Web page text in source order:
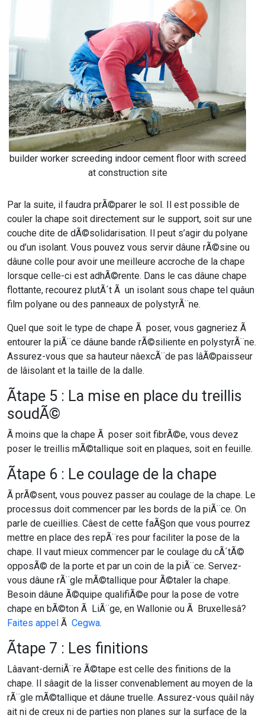
builder worker screeding indoor cement floor with screed
at construction site
Par la suite, il faudra prÃ©parer le sol. Il est possible de
couler la chape soit directement sur le support, soit sur une
couche dite de dÃ©solidarisation. Il peut s’agir du polyane
ou d’un isolant. Vous pouvez vous servir dâune rÃ©sine ou
dâune colle pour avoir une meilleure accroche de la chape
lorsque celle-ci est adhÃ©rente. Dans le cas dâune chape
flottante, recourez plutÃ´t Ã un isolant sous chape tel quâun
film polyane ou des panneaux de polystyrÃ¨ne.
Quel que soit le type de chape Ã poser, vous gagneriez Ã
entourer la piÃ¨ce dâune bande rÃ©siliente en polystyrÃ¨ne.
Assurez-vous que sa hauteur nâexcÃ¨de pas lâÃ©paisseur
de lâisolant et la taille de la dalle.
Ãtape 5 : La mise en place du treillis
soudÃ©
Ã moins que la chape Ã poser soit fibrÃ©e, vous devez
poser le treillis mÃ©tallique soit en plaques, soit en feuille.
Ãtape 6 : Le coulage de la chape
Ã prÃ©sent, vous pouvez passer au coulage de la chape. Le
processus doit commencer par les bords de la piÃ¨ce. On
parle de cueillies. Câest de cette faÃ§on que vous pourrez
mettre en place des repÃ¨res pour faciliter la pose de la
chape. Il vaut mieux commencer par le coulage du cÃ´tÃ©
opposÃ© de la porte et par un coin de la piÃ¨ce. Servez-
vous dâune rÃ¨gle mÃ©tallique pour Ã©taler la chape.
Besoin dâune Ã©quipe qualifiÃ©e pour la pose de votre
chape en bÃ©ton Ã LiÃ¨ge, en Wallonie ou Ã Bruxellesâ?
Faites appel Ã Cegwa.
Ãtape 7 : Les finitions
Lâavant-derniÃ¨re Ã©tape est celle des finitions de la
chape. Il sâagit de la lisser convenablement au moyen de la
rÃ¨gle mÃ©tallique et dâune truelle. Assurez-vous quâil nây
ait ni de creux ni de parties non planes sur la surface de la